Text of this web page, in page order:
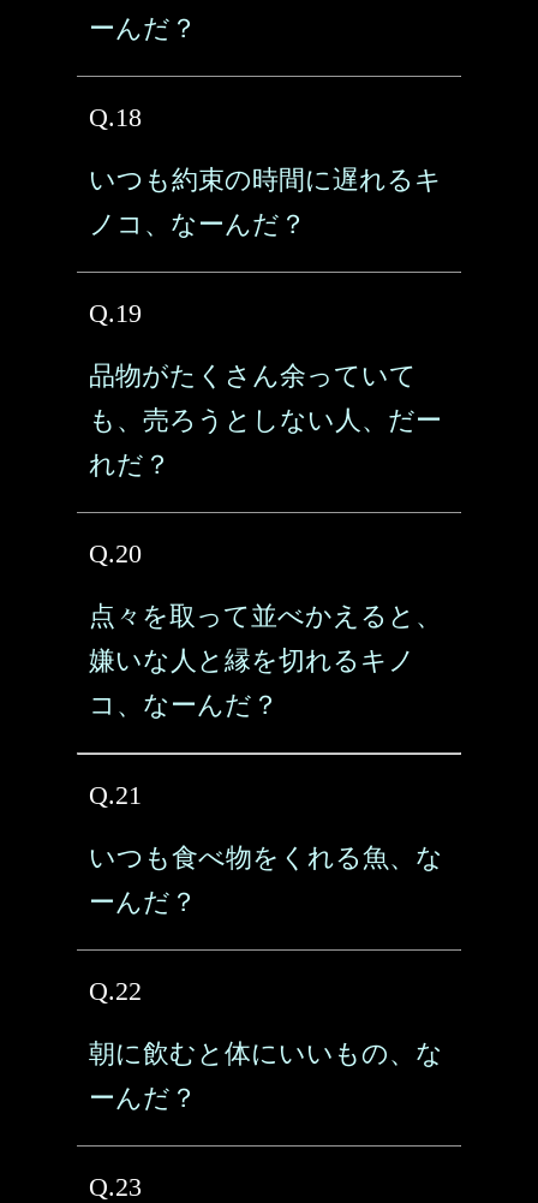
ーんだ？
Q.18
いつも約束の時間に遅れるキ
ノコ、なーんだ？
Q.19
品物がたくさん余っていて
も、売ろうとしない人、だー
れだ？
Q.20
点々を取って並べかえると、
嫌いな人と縁を切れるキノ
コ、なーんだ？
Q.21
いつも食べ物をくれる魚、な
ーんだ？
Q.22
朝に飲むと体にいいもの、な
ーんだ？
Q.23